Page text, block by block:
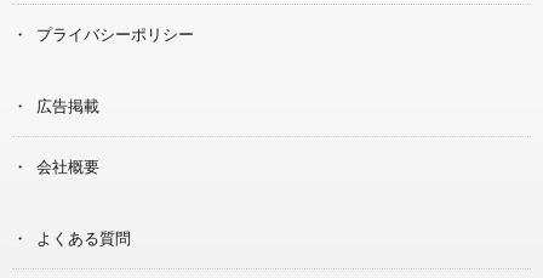
プライバシーポリシー
広告掲載
会社概要
よくある質問